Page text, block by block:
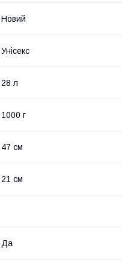
Новий
Унісекс
28 л
1000 г
47 см
21 см
Да